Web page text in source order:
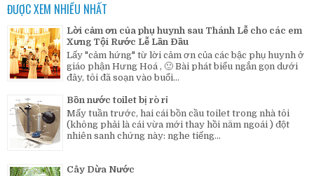
ĐƯỢC XEM NHIỀU NHẤT
Lời cảm ơn của phụ huynh sau Thánh Lễ cho các em
Xưng Tội Rước Lễ Lần Đầu
Lấy "cảm hứng" từ lời cảm ơn của các bậc phụ huynh ở
giáo phận Hưng Hoá , 🙂 Bài phát biểu ngắn gọn dưới
đây, tôi đã soạn vào buổi...
Bồn nước toilet bị rò rỉ
Mấy tuần trước, hai cái bồn cầu toilet trong nhà tôi
(không phải là cái vừa mới thay hồi năm ngoái ) đột
nhiên sanh chứng này: nghe tiếng...
Cây Dừa Nước